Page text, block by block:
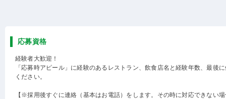
応募資格
経験者大歓迎！
「応募時アピール」に経験のあるレストラン、飲食店名と経験年数、最後
ください。
【※採用後すぐに連絡（基本はお電話）をします。その時に対応できない